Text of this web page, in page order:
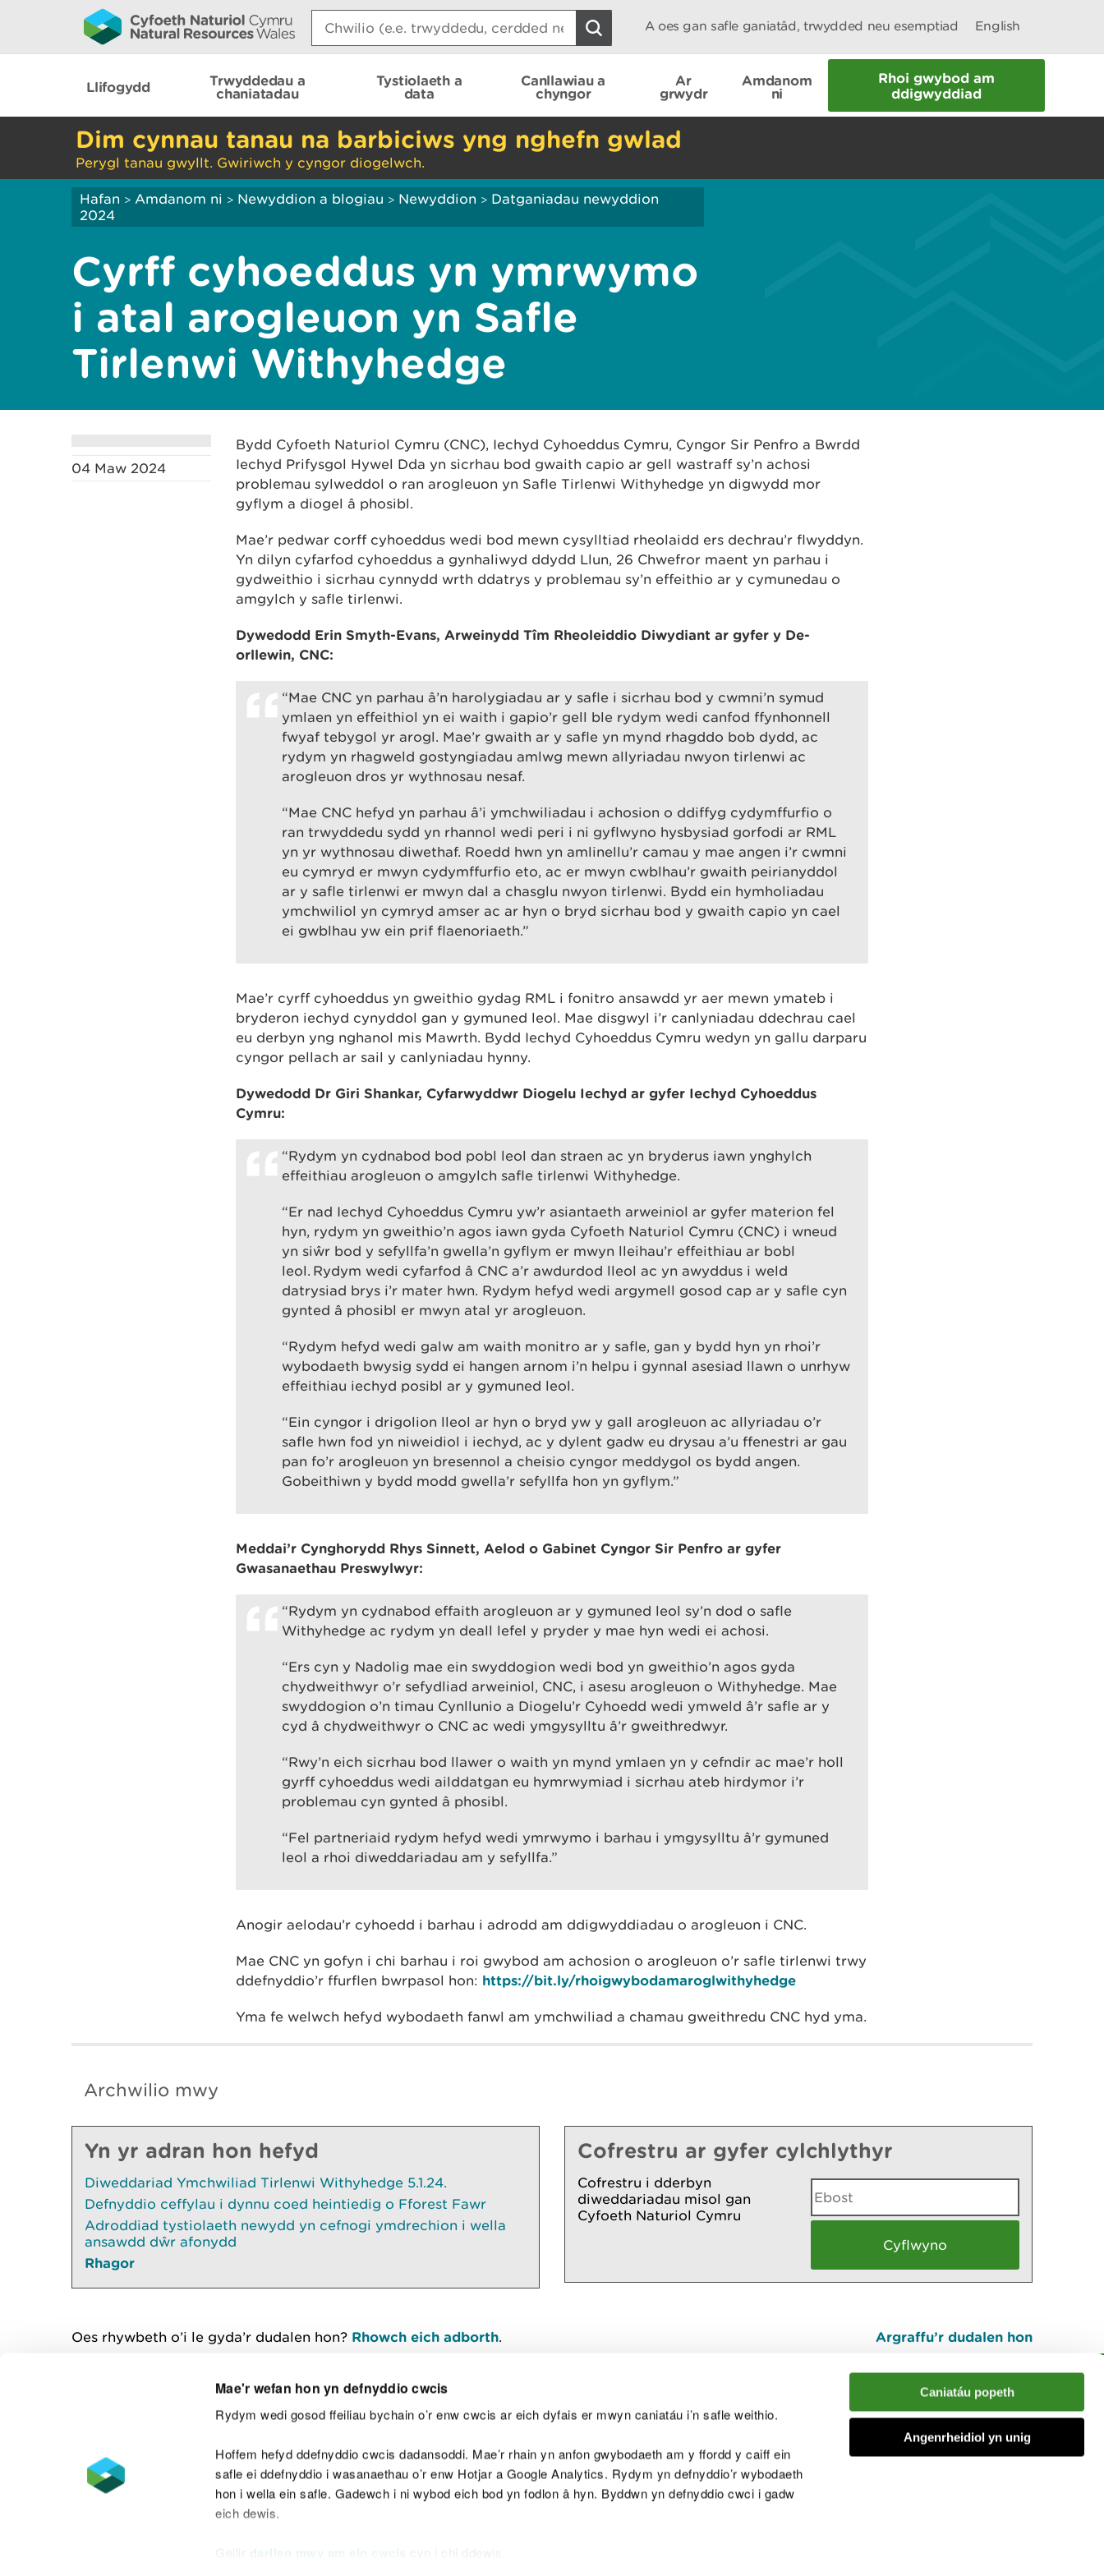
Mae'r wefan hon yn defnyddio cwcis
Rydym wedi gosod ffeiliau bychain o’r enw cwcis ar eich dyfais er mwyn caniatáu i’n safle weithio.
Hoffem hefyd ddefnyddio cwcis dadansoddi. Mae’r rhain yn anfon gwybodaeth am y ffordd y caiff ein
safle ei ddefnyddio i wasanaethau o’r enw Hotjar a Google Analytics. Rydym yn defnyddio’r wybodaeth
hon i wella ein safle. Gadewch i ni wybod eich bod yn fodlon â hyn. Byddwn yn defnyddio cwci i gadw
eich dewis.
darllen mwy am ein cwcis
Caniatáu popeth
Angenrheidiol yn unig
Search:
A oes gan safle ganiatâd, trwydded neu esemptiad English
Llifogydd
Trwyddedau a
chaniatadau
Tystiolaeth a
data
Canllawiau a
chyngor
Ar
grwydr
Amdanom
ni
Rhoi gwybod am
ddigwyddiad
Dim cynnau tanau na barbiciws yng nghefn gwlad
Perygl tanau gwyllt. Gwiriwch y cyngor diogelwch.
Hafan > Amdanom ni > Newyddion a blogiau > Newyddion > Datganiadau newyddion
2024
Cyrff cyhoeddus yn ymrwymo
i atal arogleuon yn Safle
Tirlenwi Withyhedge
04 Maw 2024
Bydd Cyfoeth Naturiol Cymru (CNC), Iechyd Cyhoeddus Cymru, Cyngor Sir Penfro a Bwrdd
Iechyd Prifysgol Hywel Dda yn sicrhau bod gwaith capio ar gell wastraff sy’n achosi
problemau sylweddol o ran arogleuon yn Safle Tirlenwi Withyhedge yn digwydd mor
gyflym a diogel â phosibl.
Mae’r pedwar corff cyhoeddus wedi bod mewn cysylltiad rheolaidd ers dechrau’r flwyddyn.
Yn dilyn cyfarfod cyhoeddus a gynhaliwyd ddydd Llun, 26 Chwefror maent yn parhau i
gydweithio i sicrhau cynnydd wrth ddatrys y problemau sy’n effeithio ar y cymunedau o
amgylch y safle tirlenwi.
Dywedodd Erin Smyth-Evans, Arweinydd Tîm Rheoleiddio Diwydiant ar gyfer y De-
orllewin, CNC:
“Mae CNC yn parhau â’n harolygiadau ar y safle i sicrhau bod y cwmni’n symud
ymlaen yn effeithiol yn ei waith i gapio’r gell ble rydym wedi canfod ffynhonnell
fwyaf tebygol yr arogl. Mae’r gwaith ar y safle yn mynd rhagddo bob dydd, ac
rydym yn rhagweld gostyngiadau amlwg mewn allyriadau nwyon tirlenwi ac
arogleuon dros yr wythnosau nesaf.
“Mae CNC hefyd yn parhau â’i ymchwiliadau i achosion o ddiffyg cydymffurfio o
ran trwyddedu sydd yn rhannol wedi peri i ni gyflwyno hysbysiad gorfodi ar RML
yn yr wythnosau diwethaf. Roedd hwn yn amlinellu’r camau y mae angen i’r cwmni
eu cymryd er mwyn cydymffurfio eto, ac er mwyn cwblhau’r gwaith peirianyddol
ar y safle tirlenwi er mwyn dal a chasglu nwyon tirlenwi. Bydd ein hymholiadau
ymchwiliol yn cymryd amser ac ar hyn o bryd sicrhau bod y gwaith capio yn cael
ei gwblhau yw ein prif flaenoriaeth.”
Mae’r cyrff cyhoeddus yn gweithio gydag RML i fonitro ansawdd yr aer mewn ymateb i
bryderon iechyd cynyddol gan y gymuned leol. Mae disgwyl i’r canlyniadau ddechrau cael
eu derbyn yng nghanol mis Mawrth. Bydd Iechyd Cyhoeddus Cymru wedyn yn gallu darparu
cyngor pellach ar sail y canlyniadau hynny.
Dywedodd Dr Giri Shankar, Cyfarwyddwr Diogelu Iechyd ar gyfer Iechyd Cyhoeddus
Cymru:
“Rydym yn cydnabod bod pobl leol dan straen ac yn bryderus iawn ynghylch
effeithiau arogleuon o amgylch safle tirlenwi Withyhedge.
“Er nad Iechyd Cyhoeddus Cymru yw’r asiantaeth arweiniol ar gyfer materion fel
hyn, rydym yn gweithio’n agos iawn gyda Cyfoeth Naturiol Cymru (CNC) i wneud
yn siŵr bod y sefyllfa’n gwella’n gyflym er mwyn lleihau’r effeithiau ar bobl
leol. Rydym wedi cyfarfod â CNC a’r awdurdod lleol ac yn awyddus i weld
datrysiad brys i’r mater hwn. Rydym hefyd wedi argymell gosod cap ar y safle cyn
gynted â phosibl er mwyn atal yr arogleuon.
“Rydym hefyd wedi galw am waith monitro ar y safle, gan y bydd hyn yn rhoi’r
wybodaeth bwysig sydd ei hangen arnom i’n helpu i gynnal asesiad llawn o unrhyw
effeithiau iechyd posibl ar y gymuned leol.
“Ein cyngor i drigolion lleol ar hyn o bryd yw y gall arogleuon ac allyriadau o’r
safle hwn fod yn niweidiol i iechyd, ac y dylent gadw eu drysau a’u ffenestri ar gau
pan fo’r arogleuon yn bresennol a cheisio cyngor meddygol os bydd angen.
Gobeithiwn y bydd modd gwella’r sefyllfa hon yn gyflym.”
Meddai’r Cynghorydd Rhys Sinnett, Aelod o Gabinet Cyngor Sir Penfro ar gyfer
Gwasanaethau Preswylwyr:
“Rydym yn cydnabod effaith arogleuon ar y gymuned leol sy’n dod o safle
Withyhedge ac rydym yn deall lefel y pryder y mae hyn wedi ei achosi.
“Ers cyn y Nadolig mae ein swyddogion wedi bod yn gweithio’n agos gyda
chydweithwyr o’r sefydliad arweiniol, CNC, i asesu arogleuon o Withyhedge. Mae
swyddogion o’n timau Cynllunio a Diogelu’r Cyhoedd wedi ymweld â’r safle ar y
cyd â chydweithwyr o CNC ac wedi ymgysylltu â’r gweithredwyr.
“Rwy’n eich sicrhau bod llawer o waith yn mynd ymlaen yn y cefndir ac mae’r holl
gyrff cyhoeddus wedi ailddatgan eu hymrwymiad i sicrhau ateb hirdymor i’r
problemau cyn gynted â phosibl.
“Fel partneriaid rydym hefyd wedi ymrwymo i barhau i ymgysylltu â’r gymuned
leol a rhoi diweddariadau am y sefyllfa.”
Anogir aelodau’r cyhoedd i barhau i adrodd am ddigwyddiadau o arogleuon i CNC.
Mae CNC yn gofyn i chi barhau i roi gwybod am achosion o arogleuon o’r safle tirlenwi trwy
ddefnyddio’r ffurflen bwrpasol hon: https://bit.ly/rhoigwybodamaroglwithyhedge
Yma fe welwch hefyd wybodaeth fanwl am ymchwiliad a chamau gweithredu CNC hyd yma.
Archwilio mwy
Yn yr adran hon hefyd
Diweddariad Ymchwiliad Tirlenwi Withyhedge 5.1.24.
Defnyddio ceffylau i dynnu coed heintiedig o Fforest Fawr
Adroddiad tystiolaeth newydd yn cefnogi ymdrechion i wella
ansawdd dŵr afonydd
Rhagor
Cofrestru ar gyfer cylchlythyr
Cofrestru i dderbyn
diweddariadau misol gan
Cyfoeth Naturiol Cymru
Oes rhywbeth o’i le gyda’r dudalen hon? Rhowch eich adborth. Argraffu’r dudalen hon
I fyny
Datganiad hygyrchedd Safonau'r Gymraeg
Datganiad caethwasiaeth fodern